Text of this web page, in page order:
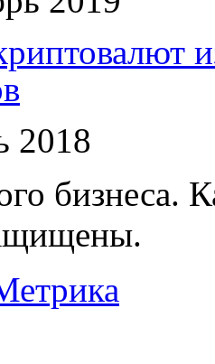
2018
бизнеса.